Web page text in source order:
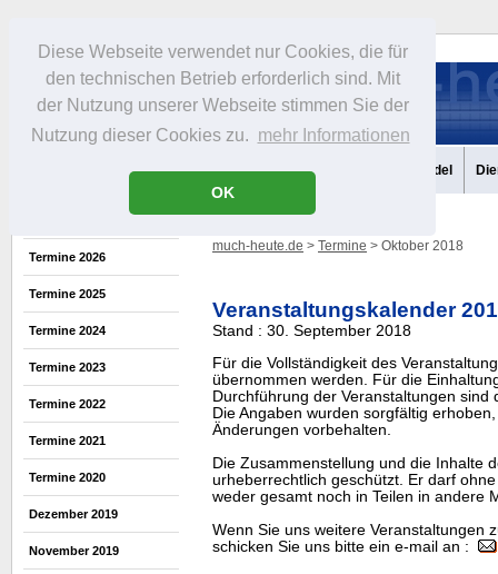
Diese Webseite verwendet nur Cookies, die für
den technischen Betrieb erforderlich sind. Mit
der Nutzung unserer Webseite stimmen Sie der
Nutzung dieser Cookies zu. mehr Informationen
OK
Portrait Infos Freizeit Gastronomie Handel
Termine 2026
Termine 2025
Termine 2024
Termine 2023
Termine 2022
Termine 2021
Termine 2020
Dezember 2019
November 2019
much-heute.de > Termine > Oktober 2018
Veranstaltungskalender
Stand : 30. September 2018
Für die Vollständigkeit des
übernommen werden. Für die
Durchführung der Veranstaltungen sind
Die Angaben wurden sorgfältig
Änderungen vorbehalten.
Die Zusammenstellung und die Inhalte
urheberrechtlich geschützt. Er darf
weder gesamt noch in Teilen in andere
Wenn Sie uns weitere Veranstaltungen
schicken Sie uns bitte ein e-mail an :